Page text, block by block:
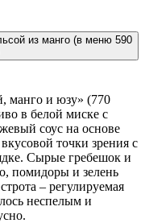
манго и юзу» (770
в белой миске с
соус на основе
точки зрения с
Сырые гребешок и
помидоры и зелень
– регулируемая
неспелым и